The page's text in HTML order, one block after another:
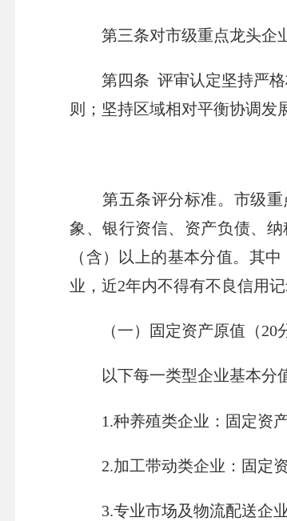
第三条对市级重点龙头企
第四条 评审认定坚持严
则；坚持区域相对平衡协调发
第五条评分标准。市级
象、银行资信、资产负债、
（含）以上的基本分值。其
业，近2年内不得有不良信用
（一）固定资产原值（20
以下每一类型企业基本分
1.种养殖类企业： 固定资
2.加工带动类企业： 固定
3.专业市场及物流配送企业